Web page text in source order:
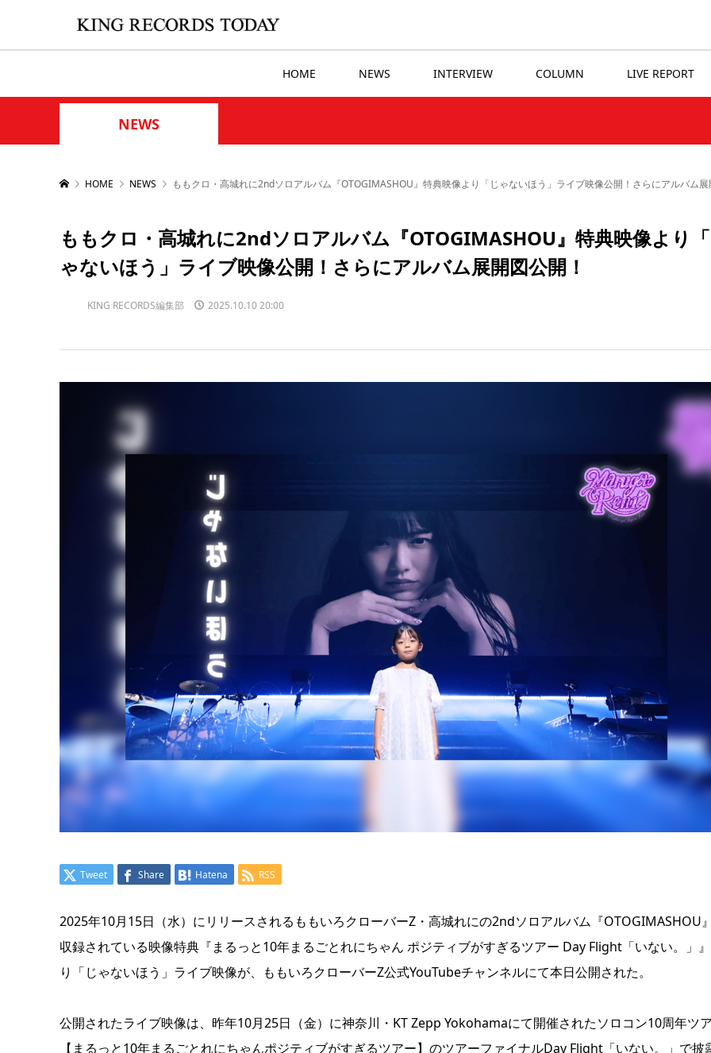
HOME NEWS INTERVIEW COLUMN LIVE REPORT
NEWS
HOME NEWS ももクロ・高城れに2ndソロアルバム『OTOGIMASHOU』特典映像より「じゃないほう」ライブ映像公開！さらにアルバム
ももクロ・高城れに2ndソロアルバム『OTOGIMASHOU』特典映像より
ゃないほう」ライブ映像公開！さらにアルバム展開図公開！
KING RECORDS編集部 2025.10.10 20:00
Tweet Share Hatena RSS
2025年10月15日（水）にリリースされるももいろクローバーZ・高城れにの2ndソロアルバム『OTOGIMASHOU
収録されている映像特典『まるっと10年まるごとれにちゃん ポジティブがすぎるツアー Day Flight「いない。」
り「じゃないほう」ライブ映像が、ももいろクローバーZ公式YouTubeチャンネルにて本日公開された。
公開されたライブ映像は、昨年10月25日（金）に神奈川・KT Zepp Yokohamaにて開催されたソロコン10周年ツ
【まるっと10年まるごとれにちゃんポジティブがすぎるツアー】のツアーファイナルDay Flight「いない。」で披